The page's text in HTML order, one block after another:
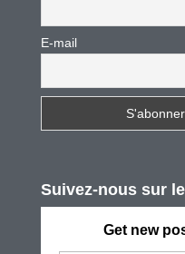
E-mail
Suivez-nous sur
Get new